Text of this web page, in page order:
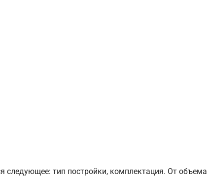
следующее: тип постройки, комплектация. От объема